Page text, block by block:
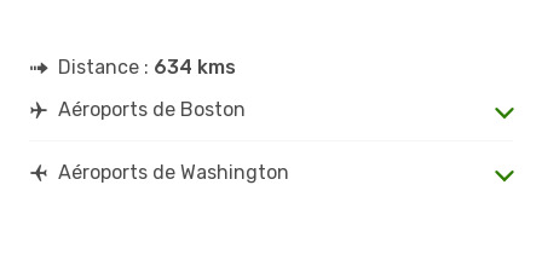
Distance : 634 kms
Aéroports de Boston
Aéroports de Washington